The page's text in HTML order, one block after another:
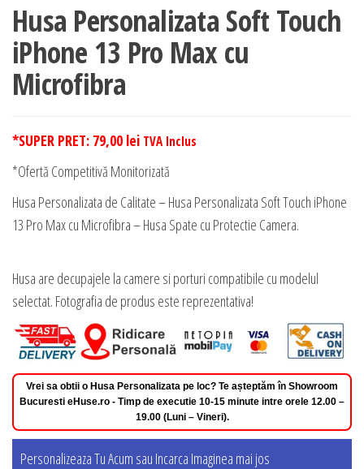
Husa Personalizata Soft Touch
iPhone 13 Pro Max cu
Microfibra
*SUPER PRET: 79,00 lei TVA Inclus
*Ofertă Competitivă Monitorizată
Husa Personalizata de Calitate – Husa Personalizata Soft Touch iPhone
13 Pro Max cu Microfibra – Husa Spate cu Protectie Camera.
Husa are decupajele la camere si porturi compatibile cu modelul
selectat. Fotografia de produs este reprezentativa!
Vrei sa obtii o Husa Personalizata pe loc? Te așteptăm în Showroom
Bucuresti eHuse.ro - Timp de executie 10-15 minute intre orele 12.00 –
19.00 (Luni – Vineri).
Personalizeaza Tu Acum sau Incarca Imaginea mai jos